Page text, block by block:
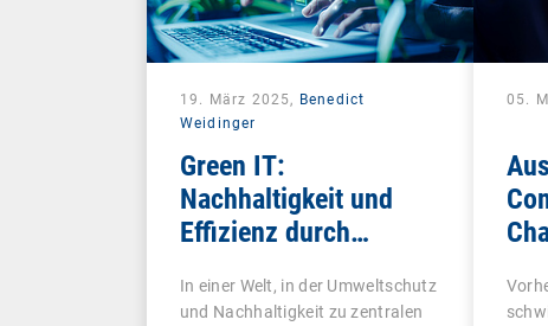
19. März 2025, Benedict
Weidinger
Green IT:
Nachhaltigkeit und
Effizienz durch
Management
In einer Welt, in der Umweltschutz
und Nachhaltigkeit zu zentralen
05.